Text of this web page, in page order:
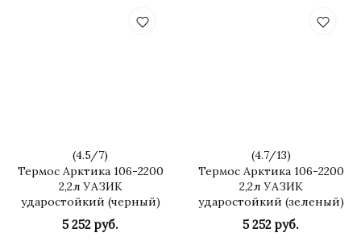
(4.5/7)
Термос Арктика 106-2200
2,2л УАЗИК
ударостойкий (черный)
5 252 руб.
(4.7/13)
Термос Арктика 106-2200
2,2л УАЗИК
ударостойкий (зеленый)
5 252 руб.